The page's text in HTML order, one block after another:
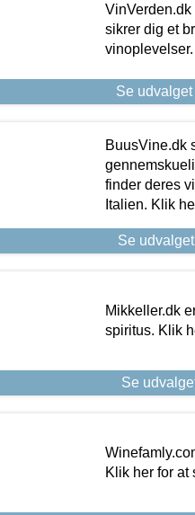
sikrer dig et
Se
BuusVine.dk
finder deres
Italien. Klik
Se
Mikkeller.dk
spiritus. Klik
Se
Klik her for at